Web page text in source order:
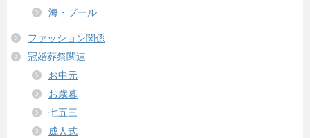
海・プール
ファッション関係
冠婚葬祭関連
お中元
お歳暮
七五三
成人式